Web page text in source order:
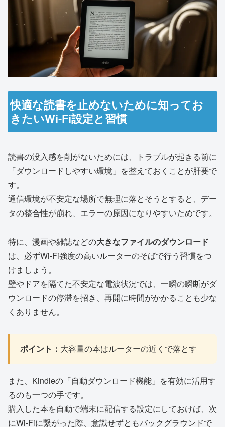
快適な読書を止めないために知ってお
きたいWi-Fi設定と習慣
読書の没入感を削がないためには、トラブルが起きる前に
「ダウンロードしやすい環境」を整えておくことが肝要で
す。
通信環境が不安定な場所で無理に落とそうとすると、デー
タの整合性が崩れ、エラーの原因になりやすいためです。
特に、漫画や雑誌などの大きなファイルのダウンロード
は、必ずWi-Fi強度の高いルーターのそばで行う習慣をつ
けましょう。
壁やドアを隔てた不安定な電波状況では、一瞬の瞬断がダ
ウンロードの停滞を招き、再開に時間がかかることも少な
くありません。
ポイント： 大容量の本はルーターの近くで落とす
また、Kindleの「自動ダウンロード機能」を有効に活用す
るのも一つの手です。
購入した本を自動で端末に配信する設定にしておけば、次
にWi-Fiに繋がった際、意識せずともバックグラウンドで